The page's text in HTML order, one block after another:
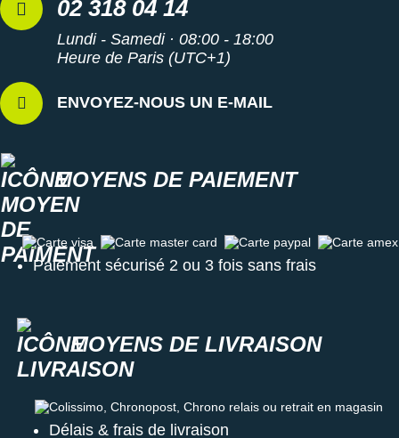
02 318 04 14
Lundi - Samedi · 08:00 - 18:00
Heure de Paris (UTC+1)
ENVOYEZ-NOUS UN E-MAIL
MOYENS DE PAIEMENT
Carte visa Carte master card Carte paypal Carte amex
Paiement sécurisé 2 ou 3 fois sans frais
MOYENS DE LIVRAISON
Colissimo, Chronopost, Chrono relais ou retrait en magasin
Délais & frais de livraison